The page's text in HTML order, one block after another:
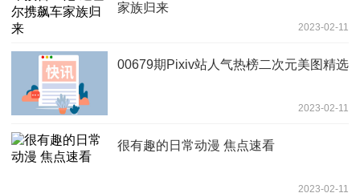
家族归来
2023-02-11
00679期Pixiv站人气热榜二次元美图精选
2023-02-11
很有趣的日常动漫 焦点速看
2023-02-11